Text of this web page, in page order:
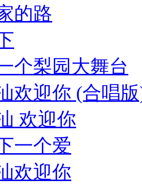
的路
个梨园大舞台
欢迎你 (合唱
欢迎你
一个爱
欢迎你